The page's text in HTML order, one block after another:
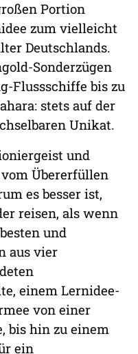
Portion
zum vielleicht
Deutschlands.
Sonderzügen
Flussschiffe bis zu
stets auf der
Unikat.
und
Übererfüllen
es besser ist,
reisen, als wenn
und
aus vier
einem Lernidee-
von einer
bis hin zu einem
ein